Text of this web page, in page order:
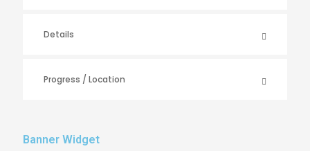
Details
Progress / Location
Banner Widget